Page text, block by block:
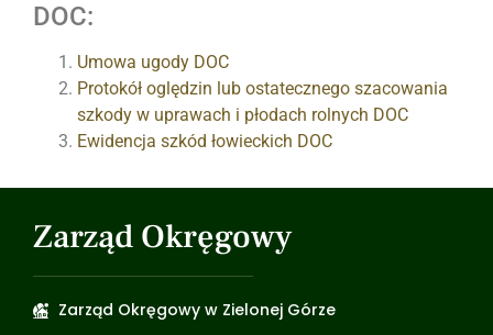
DOC:
Umowa ugody DOC
Protokół oględzin lub ostatecznego szacowania
szkody w uprawach i płodach rolnych DOC
Ewidencja szkód łowieckich DOC
Zarząd Okręgowy
Zarząd Okręgowy w Zielonej Górze